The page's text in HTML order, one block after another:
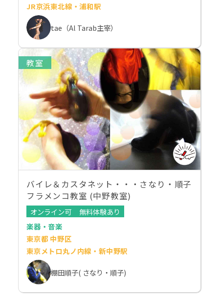
JR京浜東北線・浦和駅
tae（Al Tarab主宰）
教室
バイレ＆カスタネット・・・さなり・順子
フラメンコ教室 (中野教室)
オンライン可
無料体験あり
楽器・音楽
東京都 中野区
東京メトロ丸ノ内線・新中野駅
棚田順子( さなり・順子)